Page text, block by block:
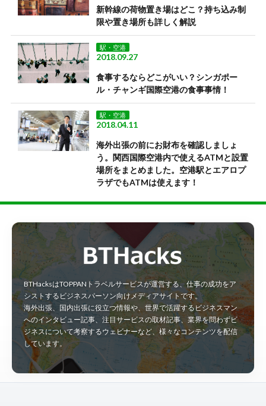
新幹線の荷物置き場はどこ？持ち込み制
限や置き場所も詳しく解説
駅・空港
2018.09.27
食事するならどこがいい？シンガポー
ル・チャンギ国際空港の食事事情！
駅・空港
2018.04.11
海外出張の前にお財布を確認しましょ
う。関西国際空港内で使えるATMと設置
場所をまとめました。空港駅とエアロプ
ラザでもATMは使えます！
BTHacksはTOPPANトラベルサービスが運営する、仕事の成功をア
シストするビジネスパーソン向けメディアサイトです。
海外出張、国内出張に役立つ情報や、世界で活躍するビジネスマン
へのインタビュー記事、注目サービスの取材記事、業界を問わずビ
ジネスについて考察するウェビナーなど、様々なコンテンツを配信
しています。